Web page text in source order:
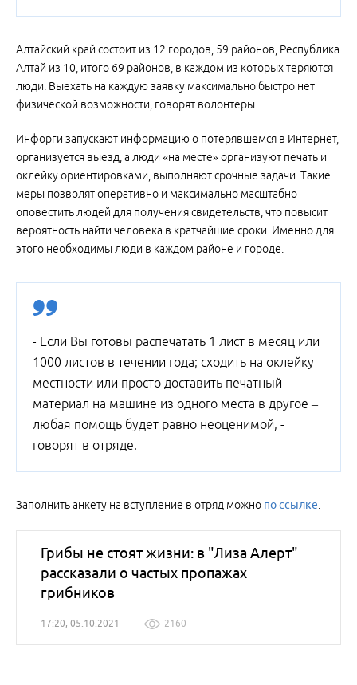
Алтайский край состоит из 12 городов, 59 районов, Республика
Алтай из 10, итого 69 районов, в каждом из которых теряются
люди. Выехать на каждую заявку максимально быстро нет
физической возможности, говорят волонтеры.
Инфорги запускают информацию о потерявшемся в Интернет,
организуется выезд, а люди «на месте» организуют печать и
оклейку ориентировками, выполняют срочные задачи. Такие
меры позволят оперативно и максимально масштабно
оповестить людей для получения свидетельств, что повысит
вероятность найти человека в кратчайшие сроки. Именно для
этого необходимы люди в каждом районе и городе.
- Если Вы готовы распечатать 1 лист в месяц или
1000 листов в течении года; сходить на оклейку
местности или просто доставить печатный
материал на машине из одного места в другое –
любая помощь будет равно неоценимой, -
говорят в отряде.
Заполнить анкету на вступление в отряд можно по ссылке.
Грибы не стоят жизни: в "Лиза Алерт"
рассказали о частых пропажах
грибников
17:20, 05.10.2021 2160